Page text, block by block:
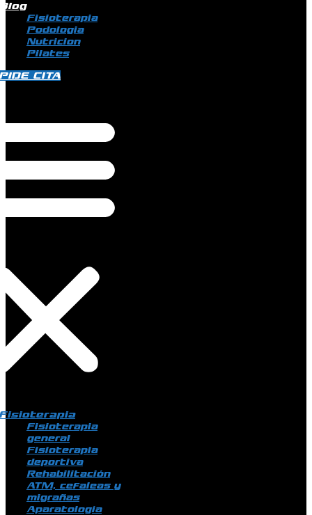
Fisioterapia
Podologia
Nutricion
Pilates
CITA
Fisioterapia
general
Fisioterapia
deportiva
Rehabilitación
ATM, cefaleas y
migrañas
Aparatología